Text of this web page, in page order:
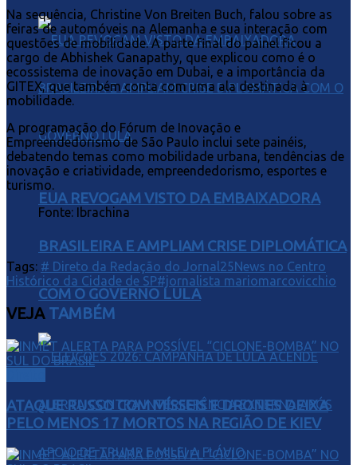
EUA REVOGAM VISTO DA EMBAIXADORA
BRASILEIRA E AMPLIAM CRISE DIPLOMÁTICA
COM O GOVERNO LULA
Na sequência, Christine Von Breiten Buch, falou sobre as
feiras de automóveis na Alemanha e sua interação com
questões de mobilidade. A parte final do painel ficou a
cargo de Abhishek Ganapathy, que explicou como é o
ecossistema de inovação em Dubai, e a importância da
GITEX, que também conta com uma ala destinada à
mobilidade.
A programação do Fórum de Inovação e
Empreendedorismo de São Paulo inclui sete painéis,
debatendo temas como mobilidade urbana, tendências de
inovação e criatividade, empreendedorismo, esportes e
turismo.
Fonte: Ibrachina
Tags: # Direto da Redação do Jornal25News no Centro
Histórico da Cidade de SP#jornalista mariomarcovicchio
VEJATAMBÉM
ATAQUE RUSSO COM MÍSSEIS E DRONES DEIXA
PELO MENOS 17 MORTOS NA REGIÃO DE KIEV